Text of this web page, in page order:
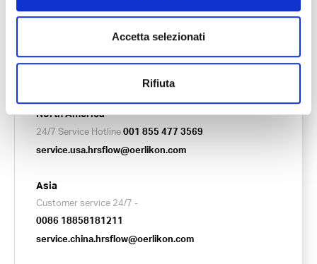
interessi e ottimizzare il sito web.
Le preferenze possono essere modificate in qualsiasi
dei Dati.
Accetta selezionati
Rifiuta
German speaking hotline
+4961426033044
service.germany.hrsflow@oerlikon.com
North America
24/7 Service Hotline001 855 477 3569
service.usa.hrsflow@oerlikon.com
Asia
Customer service 24/7 -
0086 18858181211
service.china.hrsflow@oerlikon.com